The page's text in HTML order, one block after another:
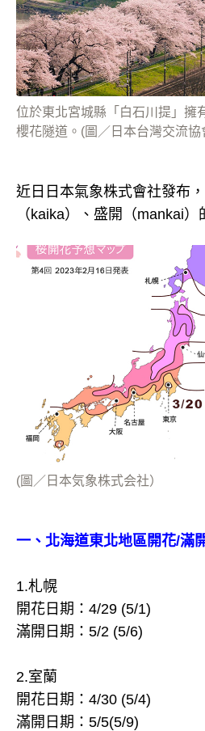
位於東北宮城縣「白石川提」擁
櫻花隧道。(圖／日本台灣交流協
近日日本氣象株式會社發布
（kaika）、盛開（mankai）
(圖／日本気象株式会社）
一、北海道東北地區開花/滿
1.札幌
開花日期：4/29 (5/1)
滿開日期：5/2 (5/6)
2.室蘭
開花日期：4/30 (5/4)
滿開日期：5/5(5/9)